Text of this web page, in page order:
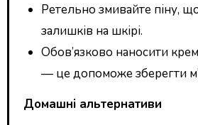
Ретельно змивайте піну,
залишків на шкірі.
Обов’язково наносити
— це допоможе зберегти
Домашні альтернативи